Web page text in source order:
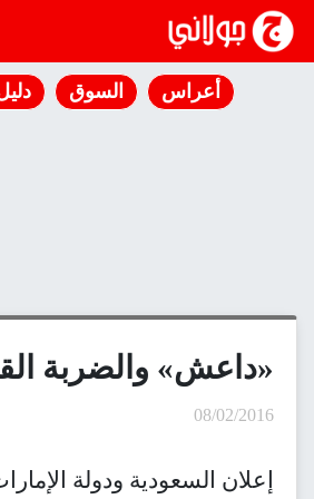
انتقل إلى المحتوى
أعراس السوق
«داعش» والضربة
08/02/2016
إعلان السعودية ودولة